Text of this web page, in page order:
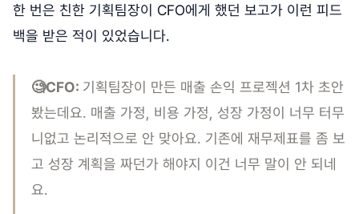
한 번은 친한 기획팀장이 CFO에게 했던 보고가 이런 피드
백을 받은 적이 있었습니다.
🧐CFO: 기획팀장이 만든 매출 손익 프로젝션 1차 초안
봤는데요. 매출 가정, 비용 가정, 성장 가정이 너무 터무
니없고 논리적으로 안 맞아요. 기존에 재무제표를 좀 보
고 성장 계획을 짜던가 해야지 이건 너무 말이 안 되네
요.